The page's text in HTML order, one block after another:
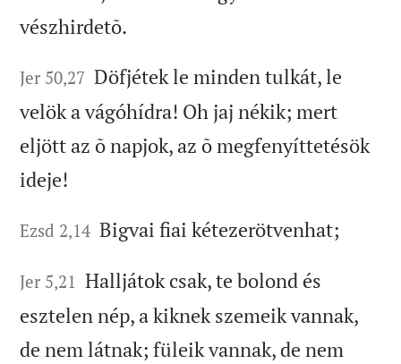
vészhirdetõ.
Jer 50,27 Döfjétek le minden tulkát, le
velök a vágóhídra! Oh jaj nékik; mert
eljött az õ napjok, az õ megfenyíttetésök
ideje!
Ezsd 2,14 Bigvai fiai kétezerötvenhat;
Jer 5,21 Halljátok csak, te bolond és
esztelen nép, a kiknek szemeik vannak,
de nem látnak; füleik vannak, de nem